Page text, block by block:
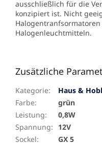
ausschließlich für die
konzipiert ist. Nicht
Halogenleuchtmitteln.
Zusätzliche
Kategorie:
Haus &
Farbe:
grün
Leistung:
0,8W
Spannung:
12V
Sockel:
GX 5